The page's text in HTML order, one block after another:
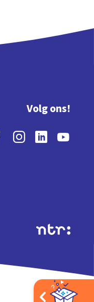
Volg ons!
Extra's